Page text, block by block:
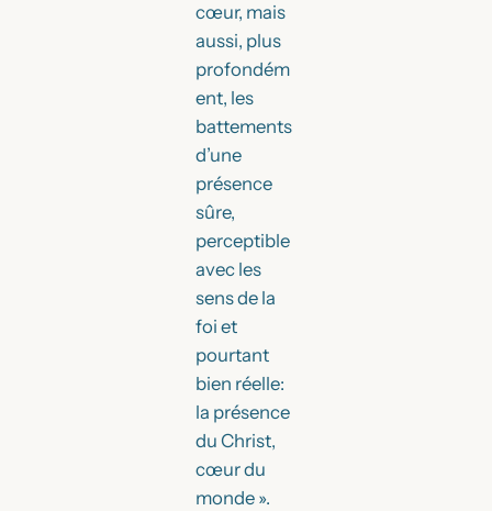
cœur, mais
aussi, plus
profondém
ent, les
battements
d’une
présence
sûre,
perceptible
avec les
sens de la
foi et
pourtant
bien réelle:
la présence
du Christ,
cœur du
monde ».